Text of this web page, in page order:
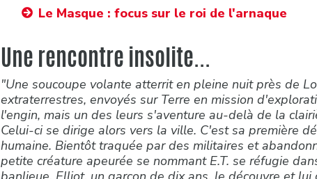
Le Masque : focus sur le roi de l'arnaque
Une rencontre insolite...
"Une soucoupe volante atterrit en pleine nuit près de
extraterrestres, envoyés sur Terre en mission
l'engin, mais un des leurs s'aventure au-delà de la
Celui-ci se dirige alors vers la ville. C'est sa première
humaine. Bientôt traquée par des militaires et
petite créature apeurée se nommant E.T. se réfugie